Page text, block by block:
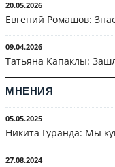
20.05.2026
Евгений Ромашов:
09.04.2026
Татьяна Капаклы:
МНЕНИЯ
05.05.2025
Никита Гуранда: Мы
27.08.2024